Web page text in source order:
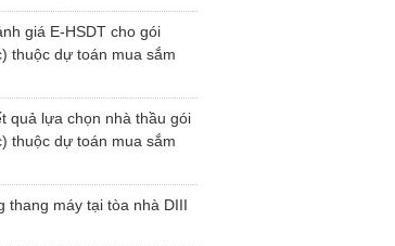
giá E-HSDT cho gói
thuộc dự toán mua sắm
quả lựa chọn nhà thầu gói
thuộc dự toán mua sắm
thang máy tại tòa nhà DIII